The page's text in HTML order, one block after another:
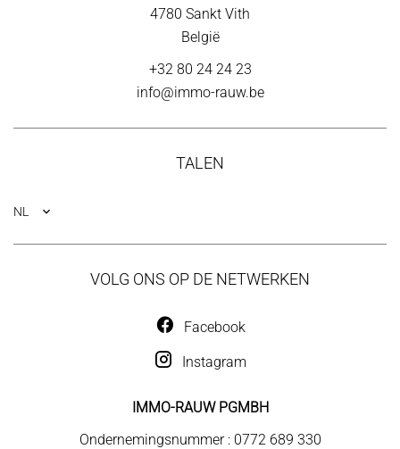
4780 Sankt Vith
België
+32 80 24 24 23
info@immo-rauw.be
TALEN
NL
VOLG ONS OP DE NETWERKEN
Facebook
Instagram
IMMO-RAUW PGMBH
Ondernemingsnummer : 0772 689 330